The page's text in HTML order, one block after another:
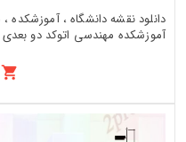
دانلود نقشه دانشگاه ،
آموزشکده مهندسی اتوکد دو بعدی